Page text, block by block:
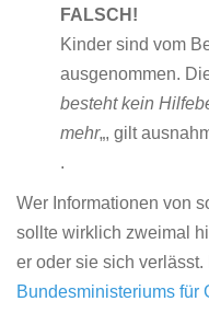
FALSCH!
Kinder sind vom
ausgenommen.
besteht kein
mehr„, gilt
.
Wer Informationen von
sollte wirklich zweimal
er oder sie sich
Bundesministeriums für